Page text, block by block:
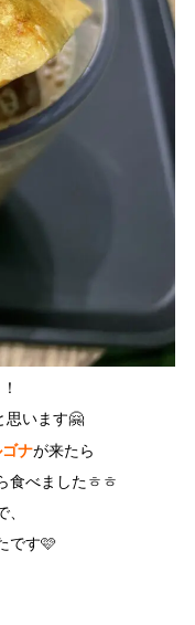
思います🤗
ナが来たら
食べましたㅎㅎ
です🩷